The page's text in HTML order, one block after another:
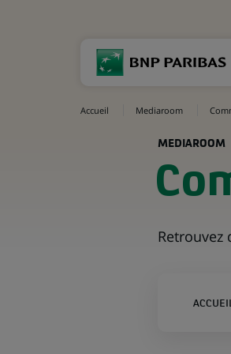
Accueil Mediaroom
MEDIAROOM
Retrouvez